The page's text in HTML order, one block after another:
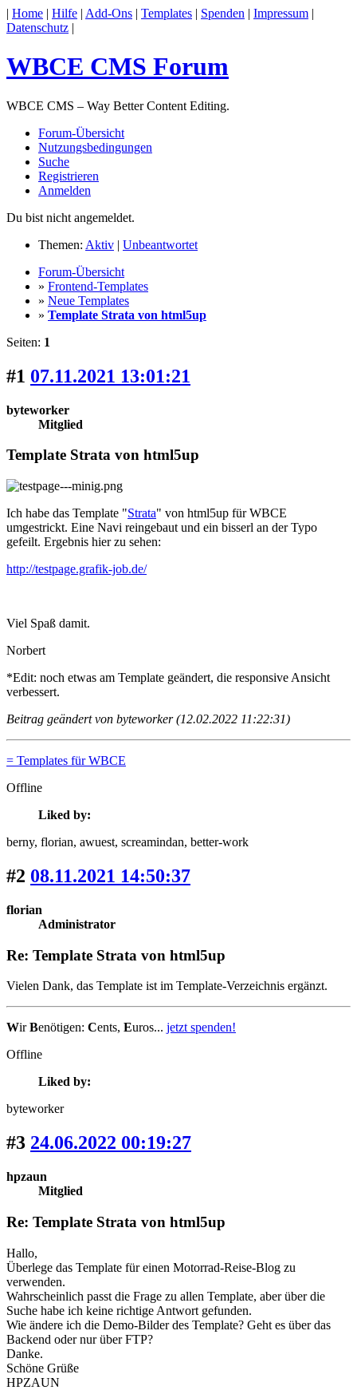
| Home | Hilfe | Add-Ons | Templates | Spenden | Impressum |
Datenschutz |
WBCE CMS Forum
WBCE CMS – Way Better Content Editing.
Forum-Übersicht
Nutzungsbedingungen
Suche
Registrieren
Anmelden
Du bist nicht angemeldet.
Themen: Aktiv | Unbeantwortet
Forum-Übersicht
» Frontend-Templates
» Neue Templates
» Template Strata von html5up
Seiten: 1
#1 07.11.2021 13:01:21
byteworker
Mitglied
Template Strata von html5up
Ich habe das Template "Strata" von html5up für WBCE
umgestrickt. Eine Navi reingebaut und ein bisserl an der Typo
gefeilt. Ergebnis hier zu sehen:
http://testpage.grafik-job.de/
Viel Spaß damit.
Norbert
*Edit: noch etwas am Template geändert, die responsive Ansicht
verbessert.
Beitrag geändert von byteworker (12.02.2022 11:22:31)
= Templates für WBCE
Offline
Liked by:
berny, florian, awuest, screamindan, better-work
#2 08.11.2021 14:50:37
florian
Administrator
Re: Template Strata von html5up
Vielen Dank, das Template ist im Template-Verzeichnis ergänzt.
WirBenötigen: Cents, Euros... jetzt spenden!
Offline
Liked by:
byteworker
#3 24.06.2022 00:19:27
hpzaun
Mitglied
Re: Template Strata von html5up
Hallo,
Überlege das Template für einen Motorrad-Reise-Blog zu
verwenden.
Wahrscheinlich passt die Frage zu allen Template, aber über die
Suche habe ich keine richtige Antwort gefunden.
Wie ändere ich die Demo-Bilder des Template? Geht es über das
Backend oder nur über FTP?
Danke.
Schöne Grüße
HPZAUN